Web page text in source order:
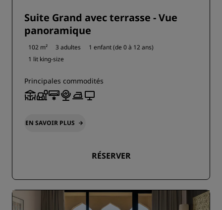
Suite Grand avec terrasse - Vue
panoramique
102 m² 3 adultes
1 enfant (de 0 à 12 ans)
1 lit king-size
Principales commodités
EN SAVOIR PLUS
RÉSERVER